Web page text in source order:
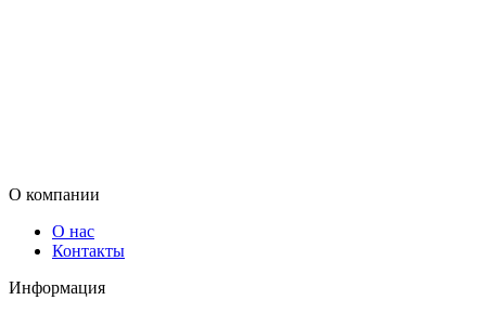
О компании
О нас
Контакты
Информация